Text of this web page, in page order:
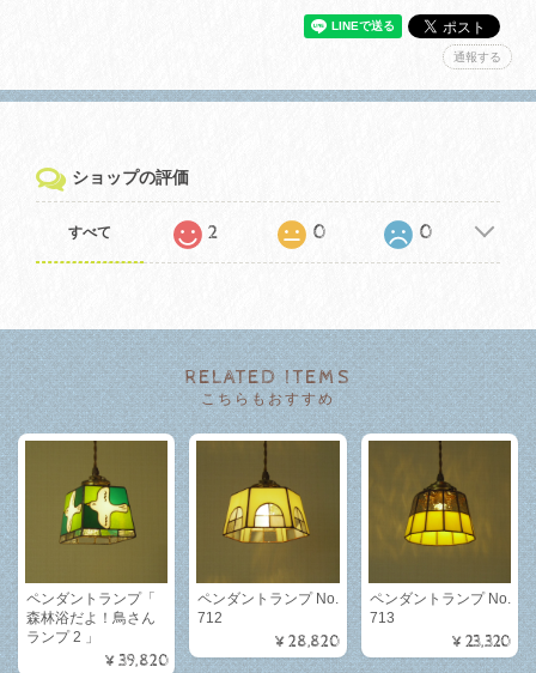
通報する
ショップの評価
すべて 2 0 0
RELATED ITEMS
こちらもおすすめ
ペンダントランプ「
森林浴だよ！鳥さん
ランプ 2 」
¥39,820
ペンダントランプ No.
712
¥28,820
ペンダントランプ No.
713
¥23,320